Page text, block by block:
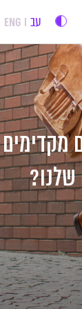
עב ENG